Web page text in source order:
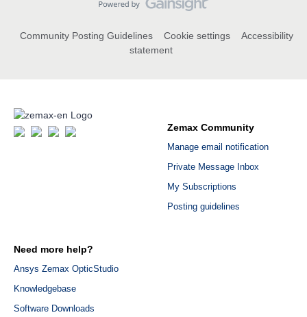
Community Posting Guidelines Cookie settings
Accessibility
statement
Zemax Community
Manage email notification
Private Message Inbox
My Subscriptions
Posting guidelines
Need more help?
Ansys Zemax OpticStudio
Knowledgebase
Software Downloads